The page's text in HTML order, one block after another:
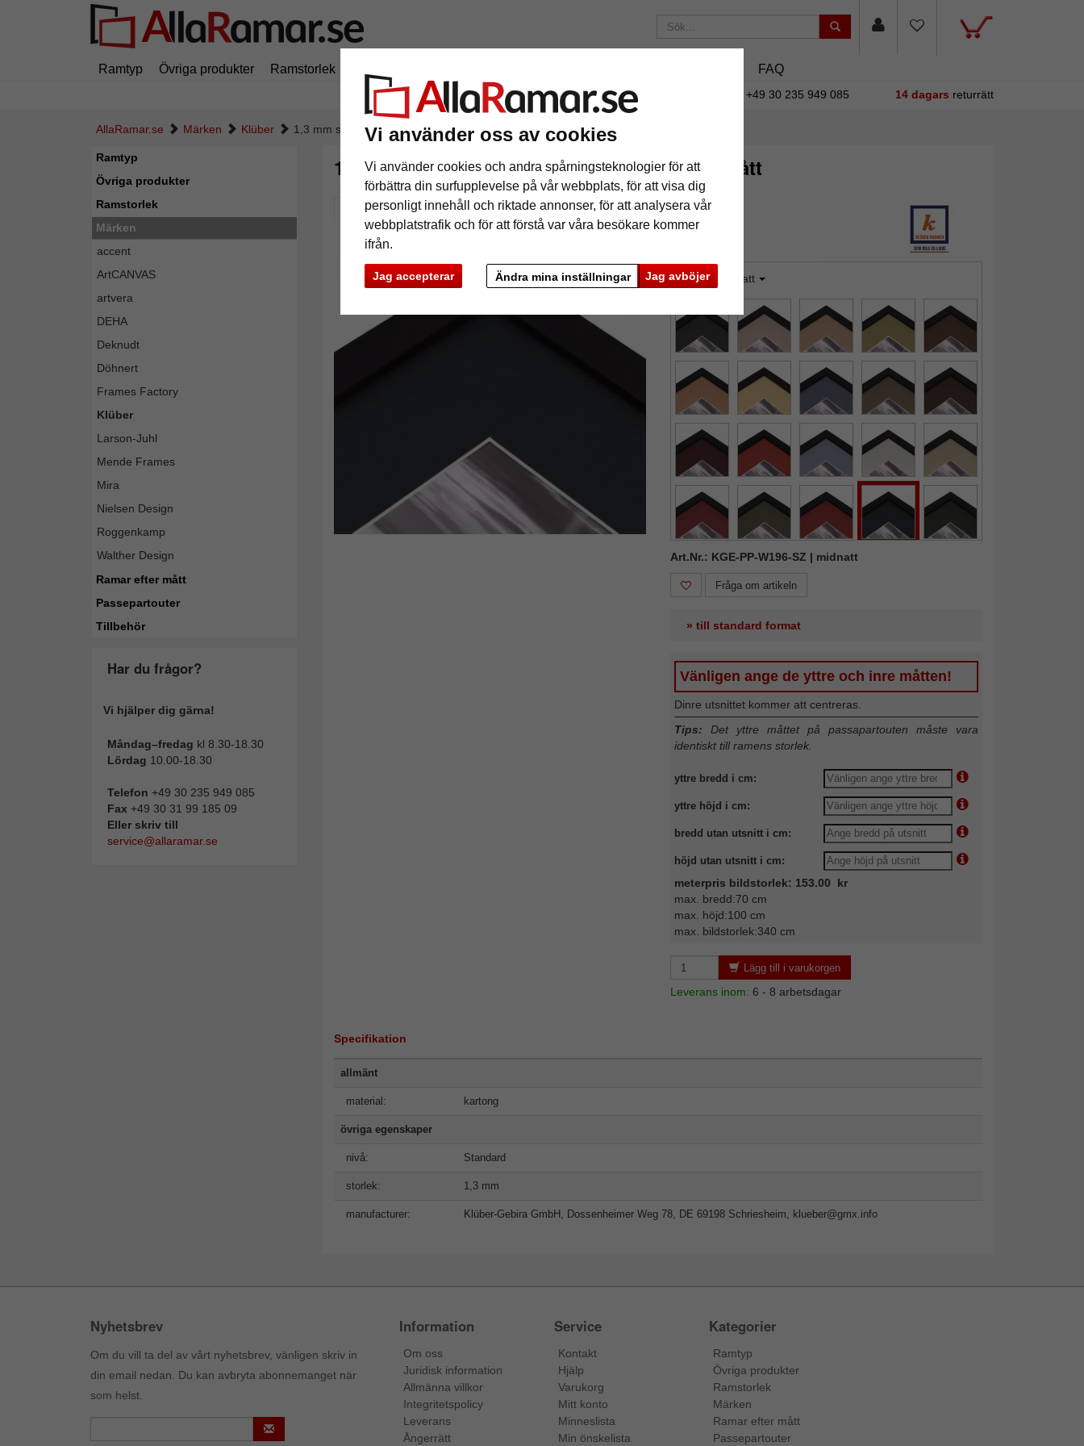
Vi använder oss av cookies
Vi använder cookies och andra spårningsteknologier för att
förbättra din surfupplevelse på vår webbplats, för att visa dig
personligt innehåll och riktade annonser, för att analysera vår
webbplatstrafik och för att förstå var våra besökare kommer
ifrån.
Jag accepterar Jag avböjer
Ändra mina inställningar
Ramtyp Övriga produkter Ramstorlek FAQ
195 kr i leveranskostnad.Oavsett hur mycket du beställer. +49 30 235 949 085 14 dagars returrätt
AllaRamar.se Märken Klüber 1,3 mm strukturpapper-passepartout efter mått
Ramtyp
Övriga produkter
Ramstorlek
Märken
accent
ArtCANVAS
artvera
DEHA
Deknudt
Döhnert
Frames Factory
Klüber
Larson-Juhl
Mende Frames
Mira
Nielsen Design
Roggenkamp
Walther Design
Ramar efter mått
Passepartouter
Tillbehör
Har du frågor?
Vi hjälper dig gärna!
Måndag–fredag kl 8.30-18.30
Lördag 10.00-18.30
Telefon +49 30 235 949 085
Fax +49 30 31 99 185 09
Eller skriv till
service@allaramar.se
1,3 mm strukturpapper-passepartout efter mått
Pictures Preview
Nästa
färg: midnatt
Art.Nr.: KGE-PP-W196-SZ | midnatt
Fråga om artikeln
» till standard format
Vänligen ange de yttre och inre måtten!
Dinre utsnittet kommer att centreras.
Tips: Det yttre måttet på passapartouten måste vara
identiskt till ramens storlek.
yttre bredd i cm:
yttre höjd i cm:
bredd utan utsnitt i cm:
höjd utan utsnitt i cm:
meterpris bildstorlek: 153.00 kr
max. bredd:70 cm
max. höjd:100 cm
max. bildstorlek:340 cm
Lägg till i varukorgen
Leverans inom: 6 - 8 arbetsdagar
Specifikation
allmänt
material: kartong
övriga egenskaper
nivå: Standard
storlek: 1,3 mm
manufacturer: Klüber-Gebira GmbH, Dossenheimer Weg 78, DE 69198 Schriesheim, klueber@gmx.info
Nyhetsbrev
Om du vill ta del av vårt nyhetsbrev, vänligen skriv in
din email nedan. Du kan avbryta abonnemanget när
som helst.
Information
Om oss
Juridisk information
Allmänna villkor
Integritetspolicy
Leverans
Ångerrätt
Service
Kontakt
Hjälp
Varukorg
Mitt konto
Minneslista
Min önskelista
Kategorier
Ramtyp
Övriga produkter
Ramstorlek
Märken
Ramar efter mått
Passepartouter